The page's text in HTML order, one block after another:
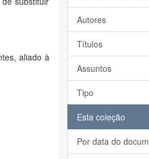
aliado à
Autores
Títulos
Assuntos
Tipo
Esta coleção
Por data do